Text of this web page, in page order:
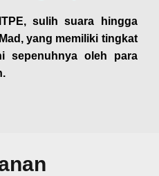
sulih suara hingga
yang memiliki tingkat
sepenuhnya oleh para